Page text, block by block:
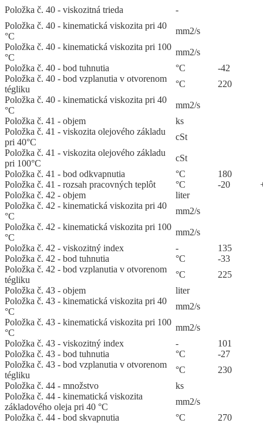
Položka č. 40 - viskozitná trieda
-
Položka č. 40 - kinematická viskozita pri 40
°C
mm2/s
Položka č. 40 - kinematická viskozita pri 100
°C
mm2/s
Položka č. 40 - bod tuhnutia
°C
-42
Položka č. 40 - bod vzplanutia v otvorenom
tégliku
°C
220
Položka č. 40 - kinematická viskozita pri 40
°C
mm2/s
Položka č. 41 - objem
ks
Položka č. 41 - viskozita olejového základu
pri 40°C
cSt
Položka č. 41 - viskozita olejového základu
pri 100°C
cSt
Položka č. 41 - bod odkvapnutia
°C
180
Položka č. 41 - rozsah pracovných teplôt
°C -20
Položka č. 42 - objem
liter
Položka č. 42 - kinematická viskozita pri 40
°C
mm2/s
Položka č. 42 - kinematická viskozita pri 100
°C
mm2/s
Položka č. 42 - viskozitný index
-
135
Položka č. 42 - bod tuhnutia
°C
-33
Položka č. 42 - bod vzplanutia v otvorenom
tégliku
°C
225
Položka č. 43 - objem
liter
Položka č. 43 - kinematická viskozita pri 40
°C
mm2/s
Položka č. 43 - kinematická viskozita pri 100
°C
mm2/s
Položka č. 43 - viskozitný index
-
101
Položka č. 43 - bod tuhnutia
°C
-27
Položka č. 43 - bod vzplanutia v otvorenom
tégliku
°C
230
Položka č. 44 - množstvo
ks
Položka č. 44 - kinematická viskozita
základového oleja pri 40 °C
mm2/s
Položka č. 44 - bod skvapnutia
°C
270